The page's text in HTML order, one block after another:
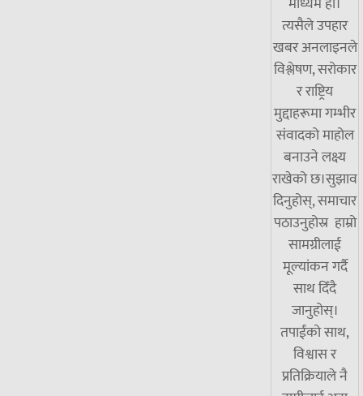
त्यसैले उपहार
खबर अनलाइनले
विश्लेषण, सरोकार
र राष्ट्रिय
मुद्दाहरूमा गम्भीर
संवादको माहोल
बनाउने लक्ष्य
राखेको छ।सुझाव
दिनुहोस्, समाचार
पठाउनुहोस्र हाम्रो
सामग्रीलाई
मूल्यांकन गर्दै
साथ दिँदै
जानुहोस्।
तपाईंको साथ,
विश्वास र
प्रतिक्रियाले नै